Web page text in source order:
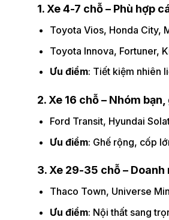
1. Xe 4-7 chỗ – Phù hợp
Toyota Vios, Honda City,
Toyota Innova, Fortuner,
Ưu điểm: Tiết kiệm nhiên
2. Xe 16 chỗ – Nhóm
Ford Transit, Hyundai
Ưu điểm: Ghế rộng, cốp
3. Xe 29-35 chỗ –
Thaco Town, Universe
Ưu điểm: Nội thất sang